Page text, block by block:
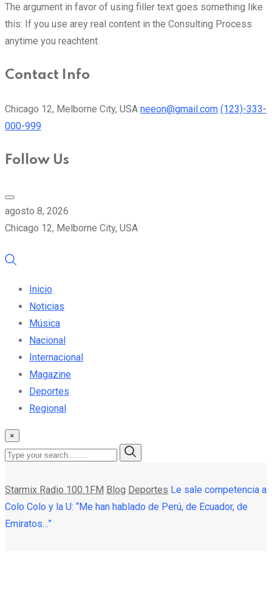
The argument in favor of using filler text goes something like
this: If you use arey real content in the Consulting Process
anytime you reachtent.
Contact Info
Chicago 12, Melborne City, USA neeon@gmail.com (123)-333-
000-999
Follow Us
agosto 8, 2026
Chicago 12, Melborne City, USA
Inicio
Noticias
Música
Nacional
Internacional
Magazine
Deportes
Regional
×
Starmix Radio 100.1FM Blog Deportes Le sale competencia a
Colo Colo y la U: “Me han hablado de Perú, de Ecuador, de
Emiratos…”